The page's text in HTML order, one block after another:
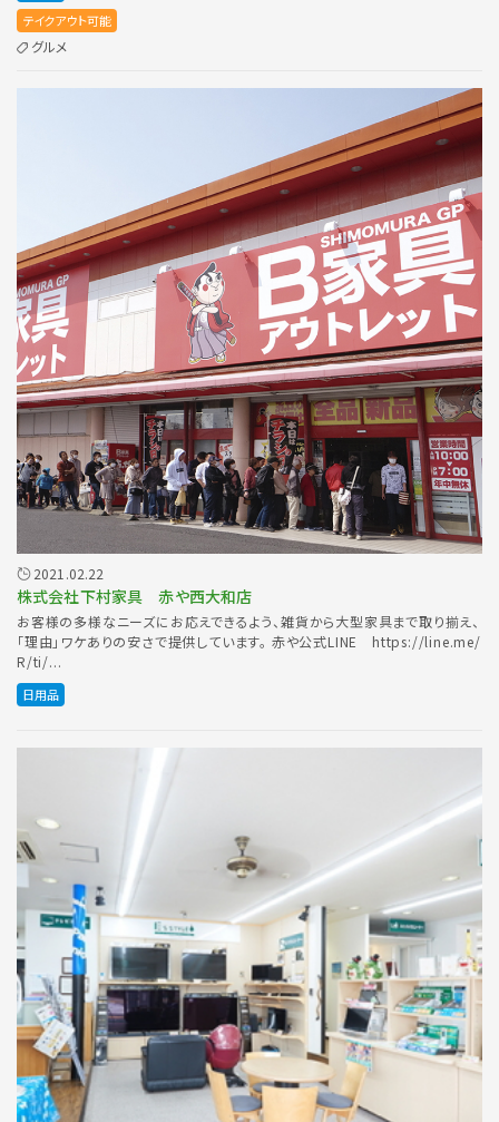
テイクアウト可能
グルメ
2021.02.22
株式会社下村家具 赤や西大和店
お客様の多様なニーズにお応えできるよう、雑貨から大型家具まで取り揃え、
「理由」ワケありの安さで提供しています。 赤や公式LINE https://line.me/
R/ti/...
日用品